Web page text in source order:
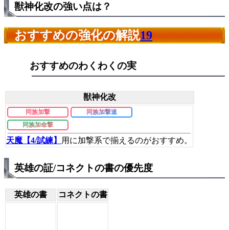
獣神化改の強い点は？
おすすめの強化の解説19
おすすめのわくわくの実
獣神化改
同族加撃
同族加撃速
同族加命撃
天魔【4/試練】 用に加撃系で揃えるのがおすすめ。
英雄の証/コネクトの書の優先度
英雄の書 コネクトの書